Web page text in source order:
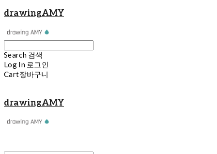
drawingAMY
Search 검색
Log In 로그인
Cart장바구니
drawingAMY